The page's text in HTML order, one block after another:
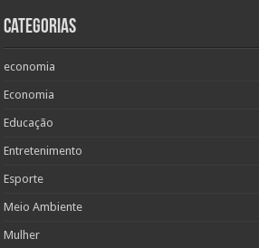
Categorias
economia
Economia
Educação
Entretenimento
Esporte
Meio Ambiente
Mulher